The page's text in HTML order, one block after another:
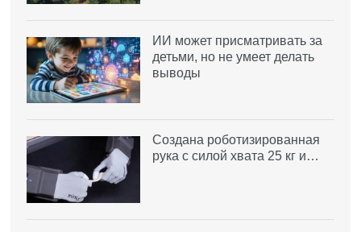
ИИ может присматривать за
детьми, но не умеет делать
выводы
Создана роботизированная
рука с силой хвата 25 кг и…